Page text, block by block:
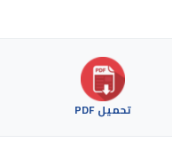
تحميل PDF